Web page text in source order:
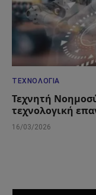
ΤΕΧΝΟΛΟΓΊΑ
Τεχνητή
τεχνολογική
16/03/2026